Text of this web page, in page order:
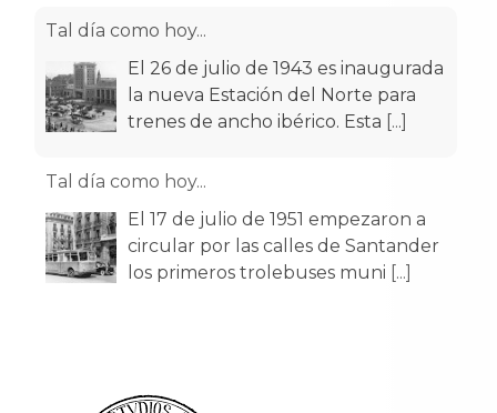
Tal día como hoy...
El 26 de julio de 1943 es inaugurada
la nueva Estación del Norte para
trenes de ancho ibérico. Esta [...]
Tal día como hoy...
El 17 de julio de 1951 empezaron a
circular por las calles de Santander
los primeros trolebuses muni [...]